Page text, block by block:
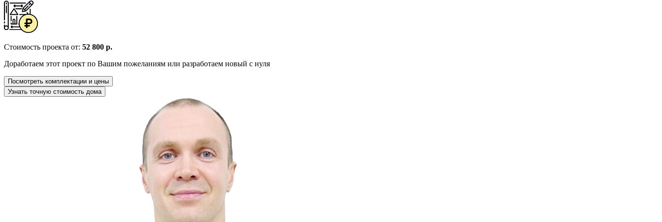
Стоимость проекта от: 52 800 р.
Доработаем этот проект по Вашим пожеланиям или разработаем новый с нуля
Посмотреть комплектации и цены
Узнать точную стоимость дома